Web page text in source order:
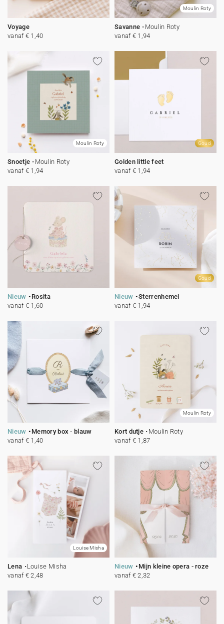
Voyage
vanaf € 1,40
Moulin Roty
Savanne
Moulin Roty
vanaf € 1,94
Moulin Roty
Snoetje
Moulin Roty
vanaf € 1,94
Goud
Golden little feet
vanaf € 1,94
Nieuw
Rosita
vanaf € 1,60
Goud
Nieuw
Sterrenhemel
vanaf € 1,94
Nieuw
Memory box - blauw
vanaf € 1,40
Moulin Roty
Kort dutje
Moulin Roty
vanaf € 1,87
Louise Misha
Lena
Louise Misha
vanaf € 2,48
Nieuw
Mijn kleine opera - roze
vanaf € 2,32